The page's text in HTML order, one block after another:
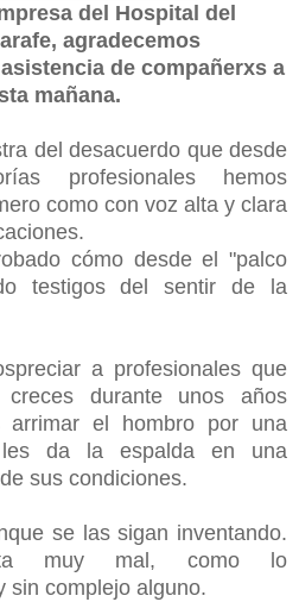
del Hospital del
agradecemos
de compañerxs a
mañana.
del desacuerdo que desde
profesionales hemos
como con voz alta y clara
cómo desde el "palco
testigos del sentir de la
a profesionales que
durante unos años
el hombro por una
da la espalda en una
sus condiciones.
se las sigan inventando.
muy mal, como lo
sin complejo alguno.